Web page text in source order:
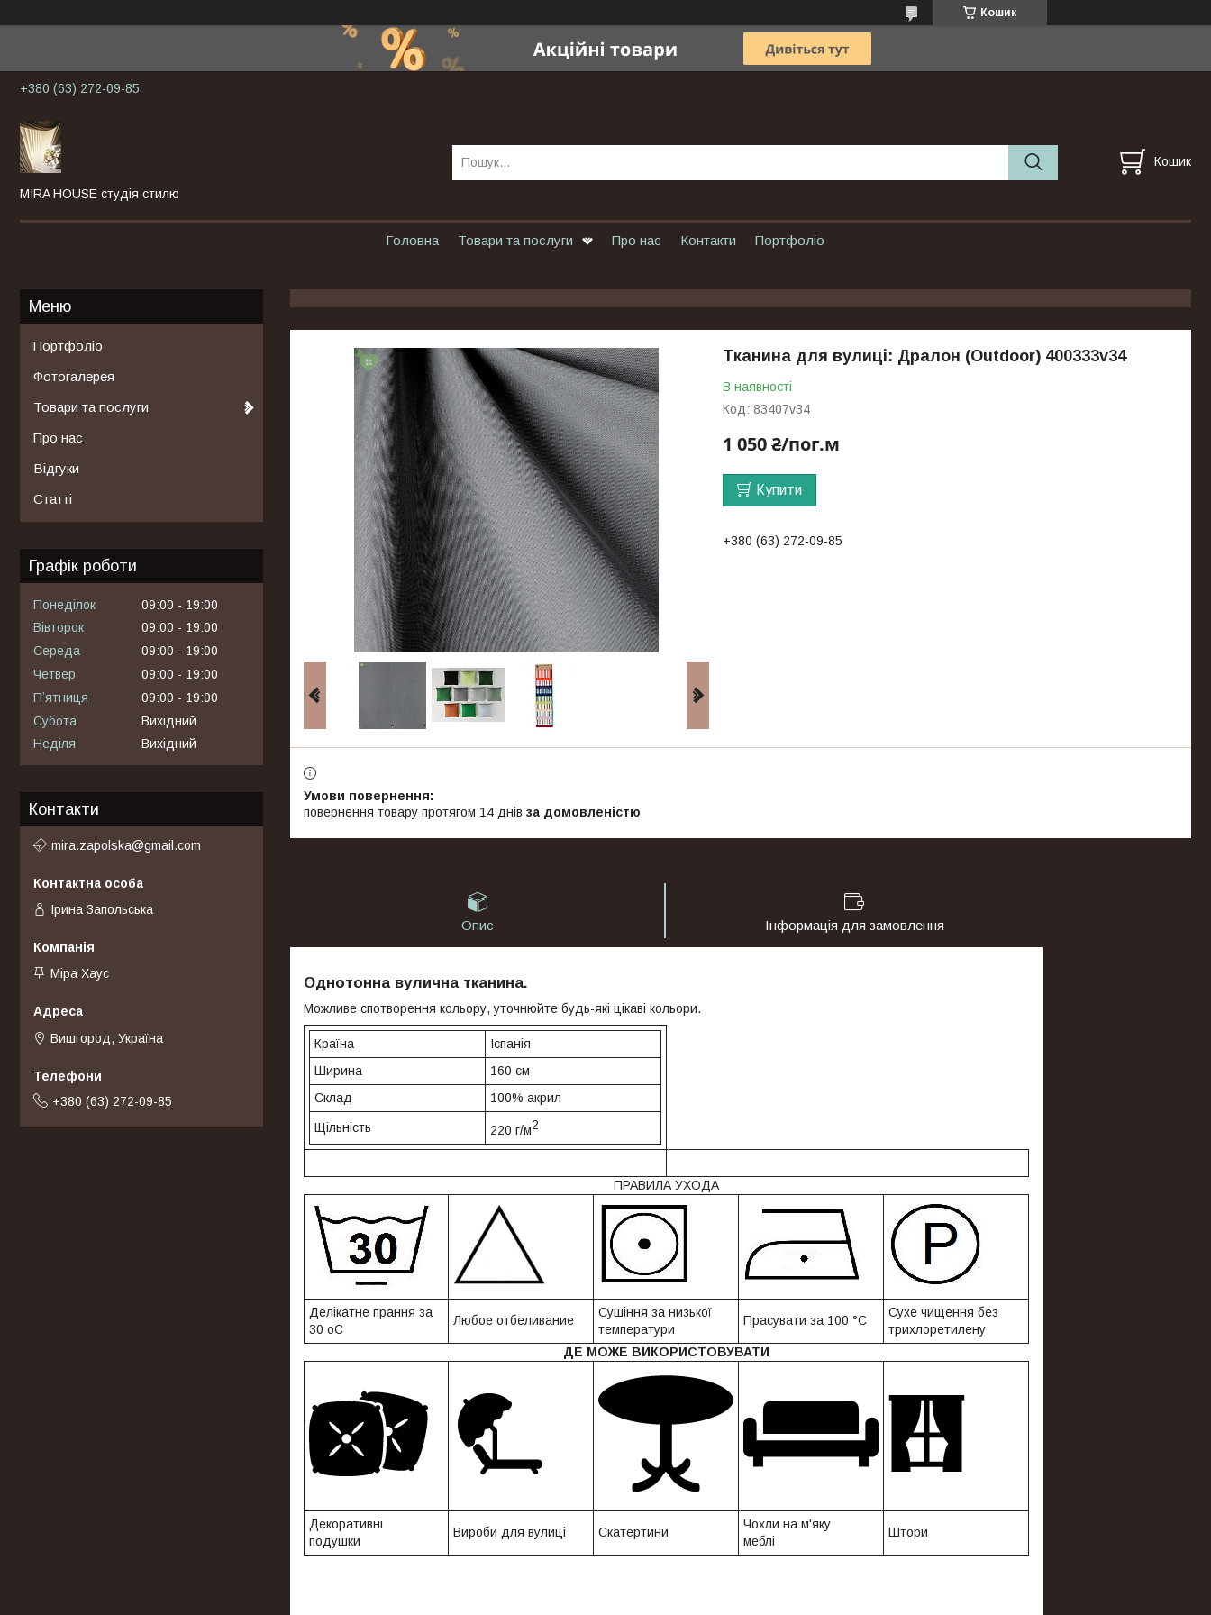
Кошик
+380 (63) 272-09-85
MIRA HOUSE студія стилю
Кошик
Головна Товари та послуги Про нас Контакти Портфоліо
Тканина для вулиці: Дралон (Outdoor) 400333v34
В наявності
Код: 83407v34
1 050 ₴/пог.м
Купити
+380 (63) 272-09-85
повернення товару протягом 14 днів за домовленістю
Опис Інформація для замовлення
Однотонна вулична тканина.
Можливе спотворення кольору, уточнюйте будь-які цікаві кольори.
Країна
Іспанія
Ширина
160 см
Склад
100% акрил
Щільність 220 г/м2
ПРАВИЛА УХОДА
Делікатне прання за
30 oС
Любое отбеливание
Сушіння за низької
температури
Прасувати за 100 °C
Сухе чищення без
трихлоретилену
ДЕ МОЖЕ ВИКОРИСТОВУВАТИ
Декоративні
подушки
Вироби для вулиці Скатертини
Чохли на м'яку
меблі
Штори
Портфоліо
Фотогалерея
Товари та послуги
Про нас
Відгуки
Статті
Графік роботи
Понеділок 09:00
19:00
Вівторок
09:00
19:00
Середа
09:00
19:00
Четвер
09:00
19:00
Пʼятниця
09:00
19:00
Субота
Вихідний
Неділя
Вихідний
Контакти
mira.zapolska@gmail.com
Ірина Запольська
Міра Хаус
Вишгород, Україна
+380 (63) 272-09-85